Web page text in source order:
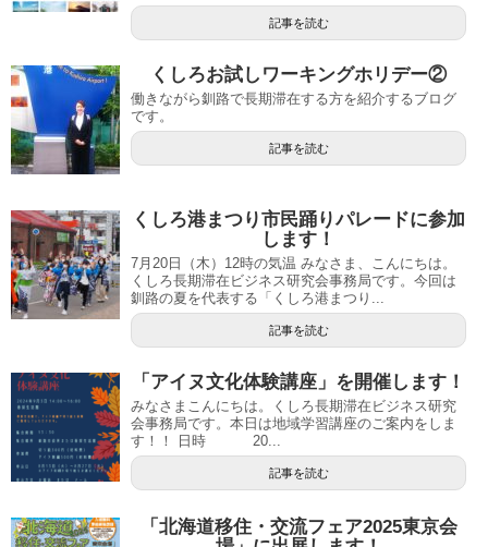
記事を読む
くしろお試しワーキングホリデー②
働きながら釧路で長期滞在する方を紹介するブログ
です。
記事を読む
くしろ港まつり市民踊りパレードに参加
します！
7月20日（木）12時の気温 みなさま、こんにちは。
くしろ長期滞在ビジネス研究会事務局です。今回は
釧路の夏を代表する「くしろ港まつり...
記事を読む
「アイヌ文化体験講座」を開催します！
みなさまこんにちは。くしろ長期滞在ビジネス研究
会事務局です。本日は地域学習講座のご案内をしま
す！！ 日時 20...
記事を読む
「北海道移住・交流フェア2025東京会